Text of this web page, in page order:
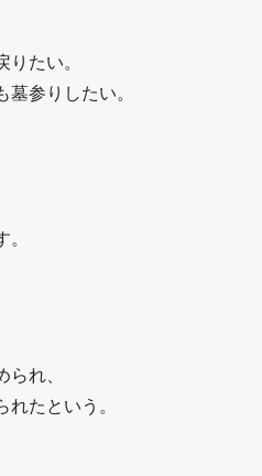
りたい。
参りしたい。
れ、
れたという。